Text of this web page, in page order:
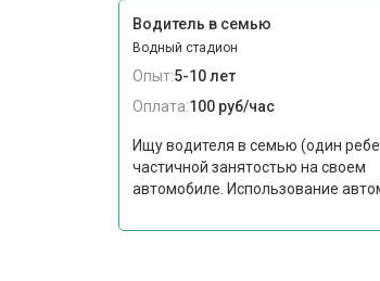
Водитель в семью
Водный стадион
Опыт:5-10 лет
Оплата:100 руб/час
Ищу водителя в семью (один
частичной занятостью на своем
автомобиле. Использование